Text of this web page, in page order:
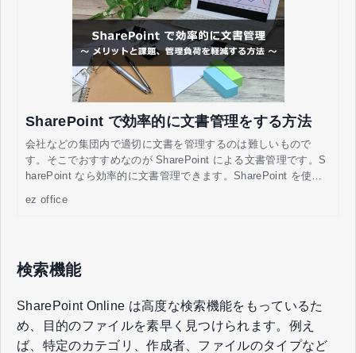
SharePoint で効率的に文書管理をする方法
会社などの集団内で適切に文書を管理するのは難しいもので
す。そこでおすすめなのが SharePoint による文書管理です。S
harePoint なら効率的に文書管理できます。SharePoint を使っ
ez office
検索機能
SharePoint Online は高度な検索機能をもっているた
め、目的のファイルを素早く見つけられます。例え
ば、特定のカテゴリ、作成者、ファイルのタイプなど